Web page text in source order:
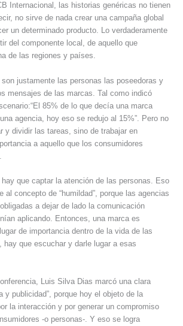
Internacional, las historias genéricas no tienen
no sirve de nada crear una campaña global
un determinado producto. Lo verdaderamente
del componente local, de aquello que
de las regiones y países.
justamente las personas las poseedoras y
mensajes de las marcas. Tal como indicó
85% de lo que decía una marca
agencia, hoy eso se redujo al 15%”. Pero no
y dividir las tareas, sino de trabajar en
a aquello que los consumidores
que captar la atención de las personas. Eso
al concepto de “humildad”, porque las agencias
a dejar de lado la comunicación
aplicando. Entonces, una marca es
de importancia dentro de la vida de las
hay que escuchar y darle lugar a esas
Luis Silva Dias marcó una clara
y publicidad”, porque hoy el objeto de la
la interacción y por generar un compromiso
-o personas-. Y eso se logra